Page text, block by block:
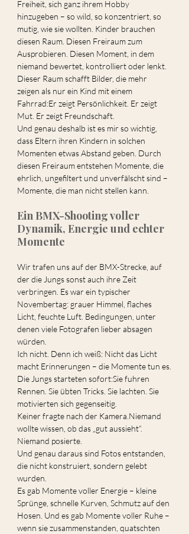
Freiheit, sich ganz ihrem Hobby
hinzugeben – so wild, so konzentriert, so
mutig, wie sie wollten. Kinder brauchen
diesen Raum. Diesen Freiraum zum
Ausprobieren. Diesen Moment, in dem
niemand bewertet, kontrolliert oder lenkt.
Dieser Raum schafft Bilder, die mehr
zeigen als nur ein Kind mit einem
Fahrrad:Er zeigt Persönlichkeit. Er zeigt
Mut. Er zeigt Freundschaft.
Und genau deshalb ist es mir so wichtig,
dass Eltern ihren Kindern in solchen
Momenten etwas Abstand geben. Durch
diesen Freiraum entstehen Momente, die
ehrlich, ungefiltert und unverfälscht sind –
Momente, die man nicht stellen kann.
Ein BMX-Shooting voller
Dynamik, Energie und echter
Momente
Wir trafen uns auf der BMX-Strecke, auf
der die Jungs sonst auch ihre Zeit
verbringen. Es war ein typischer
Novembertag: grauer Himmel, flaches
Licht, feuchte Luft. Bedingungen, unter
denen viele Fotografen lieber absagen
würden.
Ich nicht. Denn ich weiß: Nicht das Licht
macht Erinnerungen – die Momente tun es.
Die Jungs starteten sofort:Sie fuhren
Rennen. Sie übten Tricks. Sie lachten. Sie
motivierten sich gegenseitig.
Keiner fragte nach der Kamera.Niemand
wollte wissen, ob das „gut aussieht“.
Niemand posierte.
Und genau daraus sind Fotos entstanden,
die nicht konstruiert, sondern gelebt
wurden.
Es gab Momente voller Energie – kleine
Sprünge, schnelle Kurven, Schmutz auf den
Hosen. Und es gab Momente voller Ruhe –
wenn sie zusammenstanden, quatschten